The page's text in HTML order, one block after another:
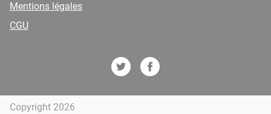
Mentions légales
CGU
Copyright 2026